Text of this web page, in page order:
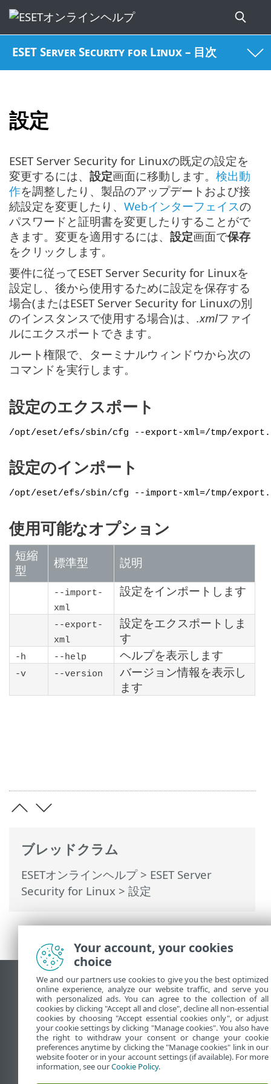
ESET Server Security for Linux – 目次
設定
ブレッドクラム
ESETオンラインヘルプ> ESET Server
Security for Linux > 設定
ESET Server Security for Linuxの既定の設定を
変更するには、 設定画面に移動します。 検出動
作を調整したり、製品のアップデートおよび接
続設定を変更したり、 Webインターフェイスの
パスワードと証明書を変更したりすることがで
きます。変更を適用するには、 設定画面で保存
をクリックします。
要件に従ってESET Server Security for Linuxを
設定し、後から使用するために設定を保存する
場合(またはESET Server Security for Linuxの別
のインスタンスで使用する場合)は、 .xmlファイ
ルにエクスポートできます。
ルート権限で、ターミナルウィンドウから次の
コマンドを実行します。
設定のエクスポート
/opt/eset/efs/sbin/cfg --export-xml=/tmp/
設定のインポート
/opt/eset/efs/sbin/cfg --import-xml=/tmp/
使用可能なオプション
短縮
型
標準型 説明
--import-
xml
設定をインポートします
--export-
xml
設定をエクスポートしま
す
-h --help ヘルプを表示します
-v --version
バージョン情報を表示し
ます
デスクトップサイトの表示
End of Life
ESETナレッジベース
ESETフォーラム
ESET Status Portal
地域サポート
Your account, your cookies
choice
We and our partners use cookies to give you the best optimized
online experience, analyze our website traffic, and serve you
with personalized ads. You can agree to the collection of all
cookies by clicking "Accept all and close", decline all non-essential
cookies by choosing "Accept essential cookies only", or adjust
your cookie settings by clicking "Manage cookies". You also have
the right to withdraw your consent or change your cookie
preferences anytime by clicking the "Manage cookies" link in our
website footer or in your account settings (if available). For more
information, see ourCookie Policy.